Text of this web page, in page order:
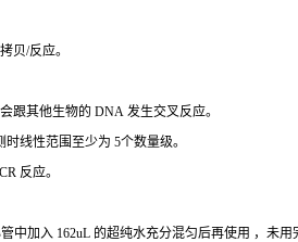
贝/反应。
其他生物的 DNA 发生交叉反应。
线性范围至少为 5个数量级。
反应。
中加入 162uL 的超纯水充分混匀后再使用 ，未用